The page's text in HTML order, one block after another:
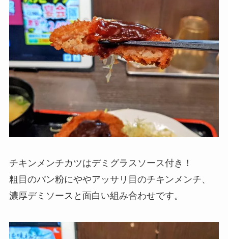
チキンメンチカツはデミグラスソース付き！
粗目のパン粉にややアッサリ目のチキンメンチ、
濃厚デミソースと面白い組み合わせです。